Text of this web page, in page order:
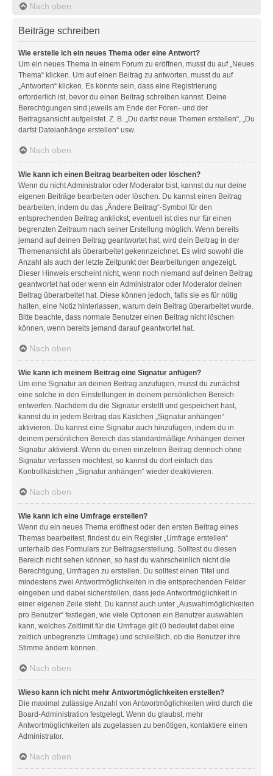
Nach oben
Beiträge schreiben
Wie erstelle ich ein neues Thema oder eine Antwort?
Um ein neues Thema in einem Forum zu eröffnen, musst du auf „Neues
Thema“ klicken. Um auf einen Beitrag zu antworten, musst du auf
„Antworten“ klicken. Es könnte sein, dass eine Registrierung
erforderlich ist, bevor du einen Beitrag schreiben kannst. Deine
Berechtigungen sind jeweils am Ende der Foren- und der
Beitragsansicht aufgelistet. Z. B. „Du darfst neue Themen erstellen“, „Du
darfst Dateianhänge erstellen“ usw.
Nach oben
Wie kann ich einen Beitrag bearbeiten oder löschen?
Wenn du nicht Administrator oder Moderator bist, kannst du nur deine
eigenen Beiträge bearbeiten oder löschen. Du kannst einen Beitrag
bearbeiten, indem du das „Ändere Beitrag“-Symbol für den
entsprechenden Beitrag anklickst; eventuell ist dies nur für einen
begrenzten Zeitraum nach seiner Erstellung möglich. Wenn bereits
jemand auf deinen Beitrag geantwortet hat, wird dein Beitrag in der
Themenansicht als überarbeitet gekennzeichnet. Es wird sowohl die
Anzahl als auch der letzte Zeitpunkt der Bearbeitungen angezeigt.
Dieser Hinweis erscheint nicht, wenn noch niemand auf deinen Beitrag
geantwortet hat oder wenn ein Administrator oder Moderator deinen
Beitrag überarbeitet hat. Diese können jedoch, falls sie es für nötig
halten, eine Notiz hinterlassen, warum dein Beitrag überarbeitet wurde.
Bitte beachte, dass normale Benutzer einen Beitrag nicht löschen
können, wenn bereits jemand darauf geantwortet hat.
Nach oben
Wie kann ich meinem Beitrag eine Signatur anfügen?
Um eine Signatur an deinen Beitrag anzufügen, musst du zunächst
eine solche in den Einstellungen in deinem persönlichen Bereich
entwerfen. Nachdem du die Signatur erstellt und gespeichert hast,
kannst du in jedem Beitrag das Kästchen „Signatur anhängen“
aktivieren. Du kannst eine Signatur auch hinzufügen, indem du in
deinem persönlichen Bereich das standardmäßige Anhängen deiner
Signatur aktivierst. Wenn du einen einzelnen Beitrag dennoch ohne
Signatur verfassen möchtest, so kannst du dort einfach das
Kontrollkästchen „Signatur anhängen“ wieder deaktivieren.
Nach oben
Wie kann ich eine Umfrage erstellen?
Wenn du ein neues Thema eröffnest oder den ersten Beitrag eines
Themas bearbeitest, findest du ein Register „Umfrage erstellen“
unterhalb des Formulars zur Beitragserstellung. Solltest du diesen
Bereich nicht sehen können, so hast du wahrscheinlich nicht die
Berechtigung, Umfragen zu erstellen. Du solltest einen Titel und
mindestens zwei Antwortmöglichkeiten in die entsprechenden Felder
eingeben und dabei sicherstellen, dass jede Antwortmöglichkeit in
einer eigenen Zeile steht. Du kannst auch unter „Auswahlmöglichkeiten
pro Benutzer“ festlegen, wie viele Optionen ein Benutzer auswählen
kann, welches Zeitlimit für die Umfrage gilt (0 bedeutet dabei eine
zeitlich unbegrenzte Umfrage) und schließlich, ob die Benutzer ihre
Stimme ändern können.
Nach oben
Wieso kann ich nicht mehr Antwortmöglichkeiten erstellen?
Die maximal zulässige Anzahl von Antwortmöglichkeiten wird durch die
Board-Administration festgelegt. Wenn du glaubst, mehr
Antwortmöglichkeiten als zugelassen zu benötigen, kontaktiere einen
Administrator.
Nach oben